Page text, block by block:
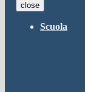
close
Scuola